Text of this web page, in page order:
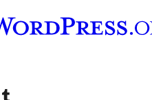
访问我们的 Tumblr 账号